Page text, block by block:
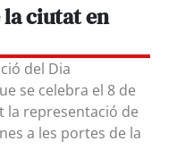
la ciutat en
del Dia
se celebra el 8 de
la representació de
a les portes de la